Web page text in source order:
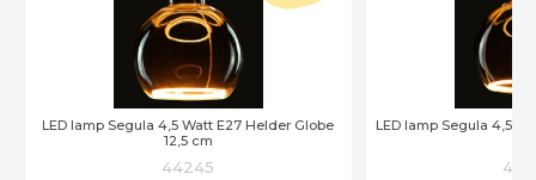
LED lamp Segula 4,5 Watt E27 Helder Globe
12,5 cm
44245
LED lamp Segula 4,5